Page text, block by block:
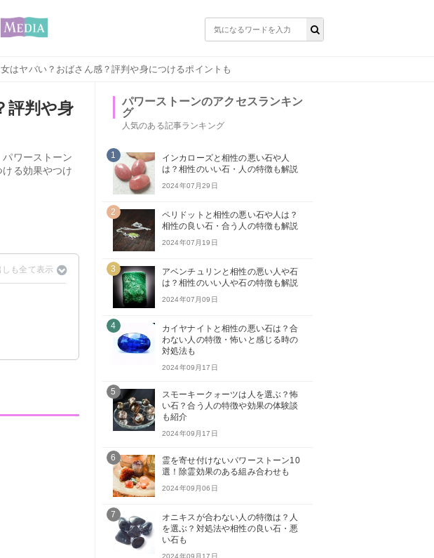
はヤバい？おばさん感？評判や身につけるポイントも
評判や身
ワーストーン
る効果やつけ
パワーストーンのアクセスランキン
グ
人気のある記事ランキング
1
インカローズと相性の悪い石や人
は？相性のいい石・人の特徴も解説
2024年07月29日
2
ペリドットと相性の悪い石や人は？
相性の良い石・合う人の特徴も解説
2024年07月19日
3
アベンチュリンと相性の悪い人や石
は？相性のいい人や石の特徴も解説
2024年07月09日
4
カイヤナイトと相性の悪い石は？合
わない人の特徴・怖いと感じる時の
対処法も
2024年09月17日
5
スモーキークォーツは人を選ぶ？怖
い石？合う人の特徴や効果の体験談
も紹介
2024年09月17日
6
霊を寄せ付けないパワーストーン10
選！除霊効果のある組み合わせも
2024年09月06日
7
オニキスが合わない人の特徴は？人
を選ぶ？対処法や相性の良い石・悪
い石も
2024年09月17日